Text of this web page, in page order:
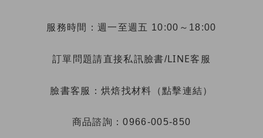
服務時間：週一至週五 10:00～18:00
訂單問題請直接私訊臉書/LINE客服
臉書客服： 烘焙找材料（點擊連結）
商品諮詢：0966-005-850